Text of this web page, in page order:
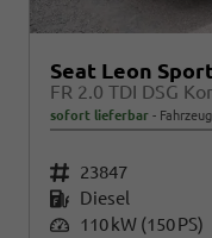
Seat Leon
sofort lieferbar
Fahrzeugnr. 23847
Kraftstoff Diesel
Leistung 110 kW (150 PS)